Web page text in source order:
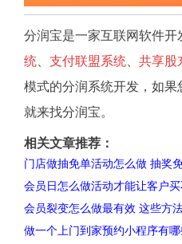
分润宝是一家互联网软件开
统
支付联盟系统 共享股
模式的分润系统开发，如
就来找分润宝。
相关文章推荐：
门店做抽免单活动怎么做 抽奖
会员日怎么做活动才能让客户
会员裂变怎么做最有效 这些方
做一个上门到家预约小程序有